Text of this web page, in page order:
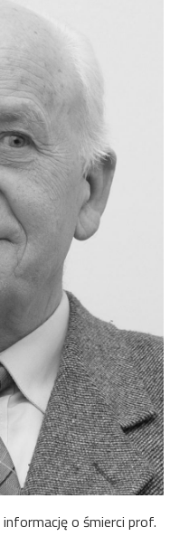
o śmierci prof.